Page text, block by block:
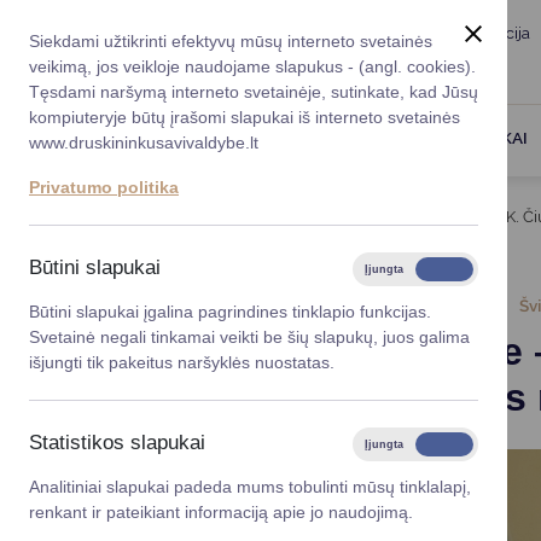
Siekdami užtikrinti efektyvų mūsų interneto svetainės
veikimą, jos veikloje naudojame slapukus - (angl. cookies).
Tęsdami naršymą interneto svetainėje, sutinkate, kad Jūsų
kompiuteryje būtų įrašomi slapukai iš interneto svetainės
www.druskininkusavivaldybe.lt
Privatumo politika
Būtini slapukai Įjungta
Būtini slapukai įgalina pagrindines tinklapio funkcijas.
Svetainė negali tinkamai veikti be šių slapukų, juos galima
išjungti tik pakeitus naršyklės nuostatas.
Statistikos slapukai Įjungta
Analitiniai slapukai padeda mums tobulinti mūsų tinklalapį,
renkant ir pateikiant informaciją apie jo naudojimą.
Taryba Meras
Registruokitės
Vicemerai
Mero patarėja
Administracija
Savivaldybės
Planavimo
Korupcijos
Viešieji
Lygios
Savivaldybės
Finansų
Karjera DUK
DRUSKININKAI
LR Seime – Druskininkų M. K.
2025-05-02
LR
mokyklos